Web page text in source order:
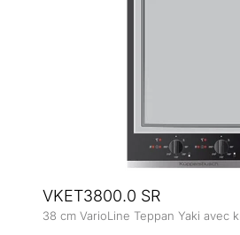
VKET3800.0 SR
38 cm VarioLine Teppan Yaki avec